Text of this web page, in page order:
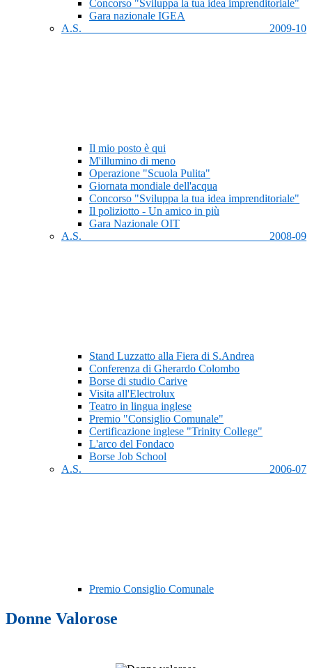
Concorso "Sviluppa la tua idea imprenditoriale"
Gara nazionale IGEA
A.S. 2009-10
Il mio posto è qui
M'illumino di meno
Operazione "Scuola Pulita"
Giornata mondiale dell'acqua
Concorso "Sviluppa la tua idea imprenditoriale"
Il poliziotto - Un amico in più
Gara Nazionale OIT
A.S. 2008-09
Stand Luzzatto alla Fiera di S.Andrea
Conferenza di Gherardo Colombo
Borse di studio Carive
Visita all'Electrolux
Teatro in lingua inglese
Premio "Consiglio Comunale"
Certificazione inglese "Trinity College"
L'arco del Fondaco
Borse Job School
A.S. 2006-07
Premio Consiglio Comunale
Donne Valorose